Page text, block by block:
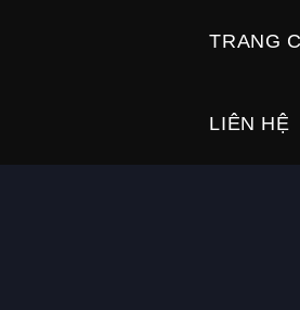
TRANG
LIÊN HỆ